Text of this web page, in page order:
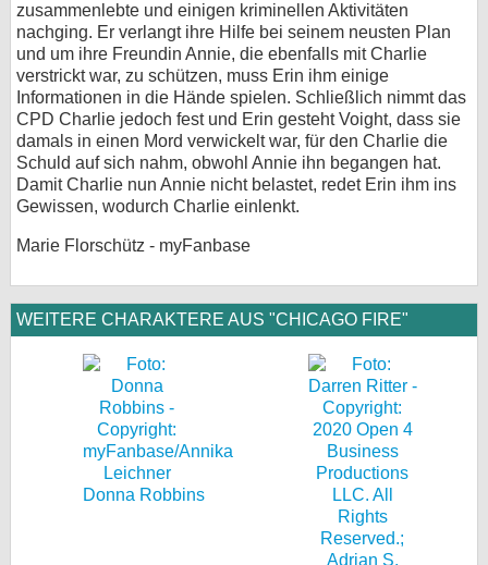
zusammenlebte und einigen kriminellen Aktivitäten
nachging. Er verlangt ihre Hilfe bei seinem neusten Plan
und um ihre Freundin Annie, die ebenfalls mit Charlie
verstrickt war, zu schützen, muss Erin ihm einige
Informationen in die Hände spielen. Schließlich nimmt das
CPD Charlie jedoch fest und Erin gesteht Voight, dass sie
damals in einen Mord verwickelt war, für den Charlie die
Schuld auf sich nahm, obwohl Annie ihn begangen hat.
Damit Charlie nun Annie nicht belastet, redet Erin ihm ins
Gewissen, wodurch Charlie einlenkt.
Marie Florschütz - myFanbase
WEITERE CHARAKTERE AUS "CHICAGO FIRE"
Donna Robbins